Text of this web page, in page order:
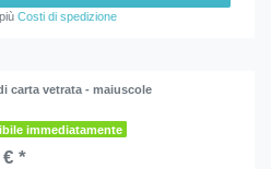
Costi di spedizione
carta vetrata - maiuscole
immediatamente
€ *